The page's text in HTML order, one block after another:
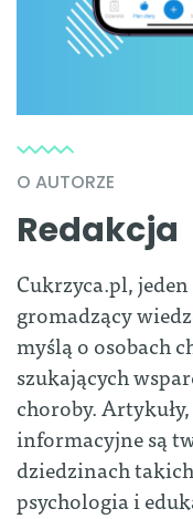
O AUTORZE
Redakcja
Cukrzyca.pl,
gromadzący
myślą o osobach
szukających
choroby.
informacyjne są
dziedzinach
psychologia i